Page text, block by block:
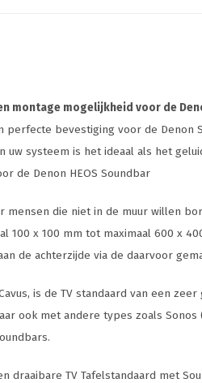
montage mogelijkheid voor de
perfecte bevestiging voor de
uw systeem is het ideaal als het
de Denon HEOS Soundbar
mensen die niet in de muur willen
100 x 100 mm tot maximaal 600 x
de achterzijde via de daarvoor
is de TV standaard van een
ook met andere types zoals
draaibare TV Tafelstandaard met